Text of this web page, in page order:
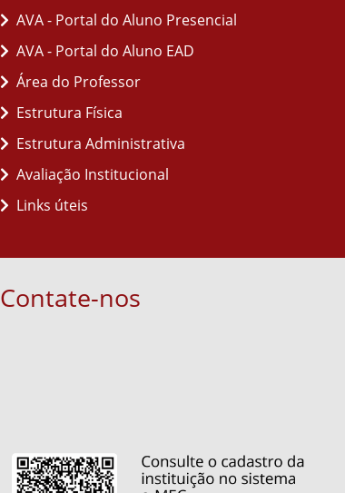
AVA - Portal do Aluno Presencial
AVA - Portal do Aluno EAD
Área do Professor
Estrutura Física
Estrutura Administrativa
Avaliação Institucional
Links úteis
Contate-nos